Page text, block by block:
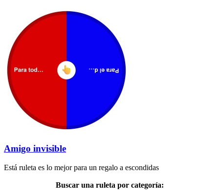
Amigo invisible
Está ruleta es lo mejor para un regalo a escondidas
Buscar una ruleta por categoría: